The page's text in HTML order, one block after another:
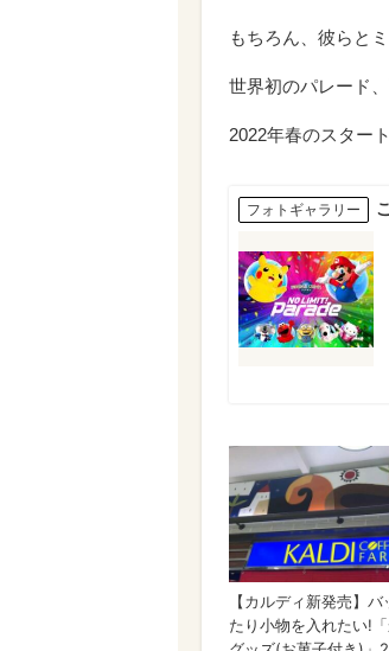
もちろん、彼らと
世界初のパレード
2022年春のスター
フォトギャラリー